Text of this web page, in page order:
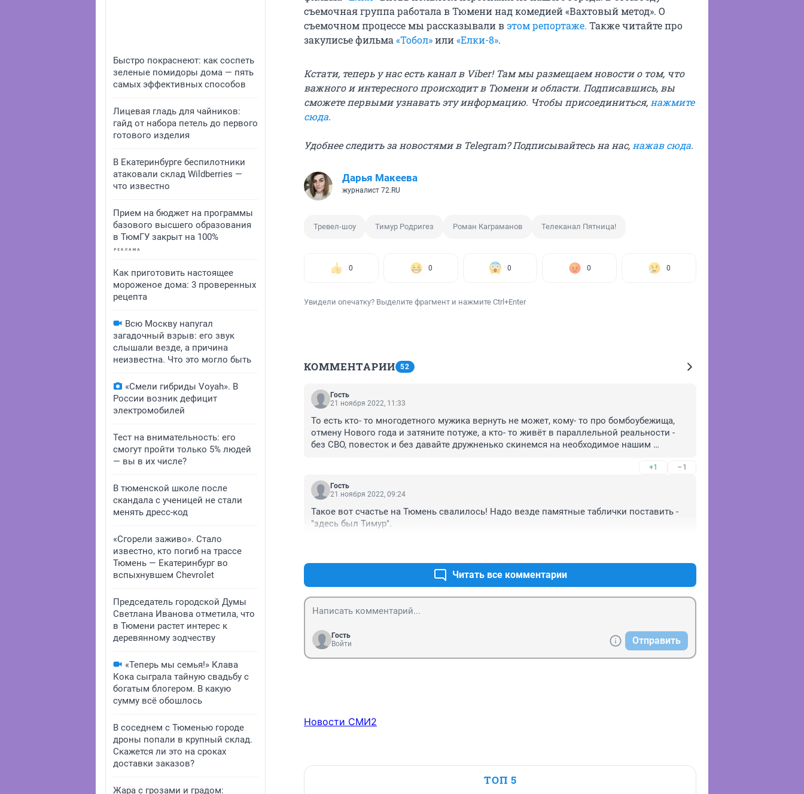
Быстро покраснеют: как соспеть
зеленые помидоры дома — пять
самых эффективных способов
Лицевая гладь для чайников:
гайд от набора петель до первого
готового изделия
В Екатеринбурге беспилотники
атаковали склад Wildberries —
что известно
Прием на бюджет на программы
базового высшего образования
в ТюмГУ закрыт на 100%
Как приготовить настоящее
мороженое дома: 3 проверенных
рецепта
Всю Москву напугал
загадочный взрыв: его звук
слышали везде, а причина
неизвестна. Что это могло быть
«Смели гибриды Voyah». В
России возник дефицит
электромобилей
Тест на внимательность: его
смогут пройти только 5% людей
— вы в их числе?
В тюменской школе после
скандала с ученицей не стали
менять дресс-код
«Сгорели заживо». Стало
известно, кто погиб на трассе
Тюмень — Екатеринбург во
вспыхнувшем Chevrolet
Председатель городской Думы
Светлана Иванова отметила, что
в Тюмени растет интерес к
деревянному зодчеству
«Теперь мы семья!» Клава
Кока сыграла тайную свадьбу с
богатым блогером. В какую
сумму всё обошлось
В соседнем с Тюменью городе
дроны попали в крупный склад.
Скажется ли это на сроках
доставки заказов?
Жара с грозами и градом:
съемочная группа работала в Тюмени над комедией «Вахтовый метод». О
съемочном процессе мы рассказывали вэтом репортаже. Также читайте про
закулисье фильма «Тобол»или«Елки-8».
Кстати, теперь у нас есть канал в Viber! Там мы размещаем новости о том, что
важного и интересного происходит в Тюмени и области. Подписавшись, вы
сможете первыми узнавать эту информацию. Чтобы присоединиться, нажмите
сюда.
Удобнее следить за новостями в Telegram? Подписывайтесь на нас, нажав сюда.
Дарья Макеева
журналист 72.RU
Тревел-шоу Тимур Родригез Роман Каграманов Телеканал Пятница!
0 0 0 0 0
Увидели опечатку? Выделите фрагмент и нажмите Ctrl+Enter
КОММЕНТАРИИ 52
Гость
21 ноября 2022, 11:33
То есть кто- то многодетного мужика вернуть не может, кому- то про бомбоубежища,
отмену Нового года и затяните потуже, а кто- то живёт в параллельной реальности -
без СВО, повесток и без давайте дружненько скинемся на необходимое нашим
+1 –1
Гость
21 ноября 2022, 09:24
Такое вот счастье на Тюмень свалилось! Надо везде памятные таблички поставить -
"здесь был Тимур".
Читать все комментарии
Гость
Войти
Отправить
Новости СМИ2
ТОП 5